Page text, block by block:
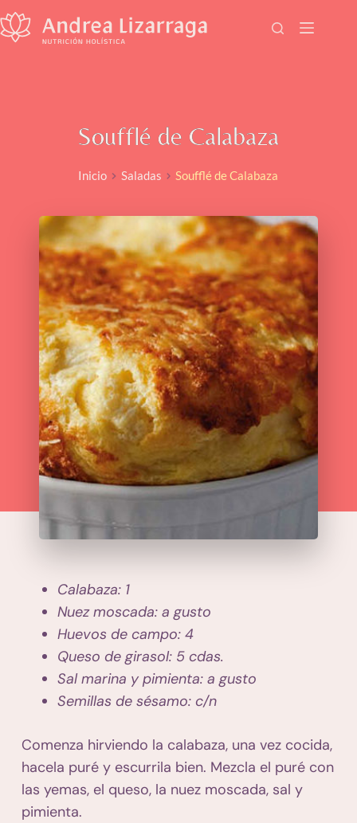
al
contenido
Soufflé de Calabaza
Inicio Saladas Soufflé de Calabaza
Calabaza: 1
Nuez moscada: a gusto
Huevos de campo: 4
Queso de girasol: 5 cdas.
Sal marina y pimienta: a gusto
Semillas de sésamo: c/n
Comenza hirviendo la calabaza, una vez cocida,
hacela puré y escurrila bien. Mezcla el puré con
las yemas, el queso, la nuez moscada, sal y
pimienta.